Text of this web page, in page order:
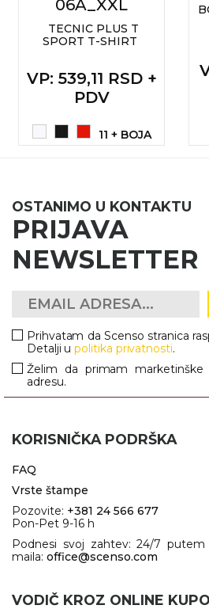
06A_XXL
TECNIC PLUS T
SPORT T-SHIRT
VP: 539,11 RSD +
PDV
11 + BOJA
OSTANIMO U KONTAKTU
NEWSLETTER
Prihvatam da Scenso stranica
Detalji upolitika privatnosti.
Želim da primam
adresu.
KORISNIČKA PODRŠKA
FAQ
Vrste štampe
Pozovite: +381 24 566 677
Pon-Pet 9-16 h
Podnesi svoj zahtev: 24/7
maila: office@scenso.com
VODIČ KROZ ONLINE